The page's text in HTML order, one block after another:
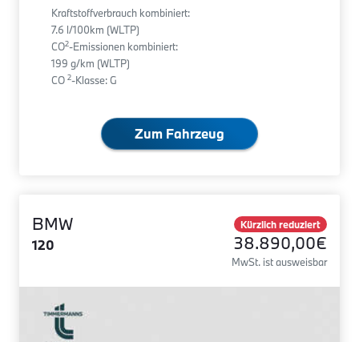
Kraftstoffverbrauch kombiniert:
7.6 l/100km (WLTP)
CO2-Emissionen kombiniert:
199 g/km (WLTP)
CO 2-Klasse: G
Zum Fahrzeug
BMW
120
Kürzlich reduziert
38.890,00€
MwSt. ist ausweisbar